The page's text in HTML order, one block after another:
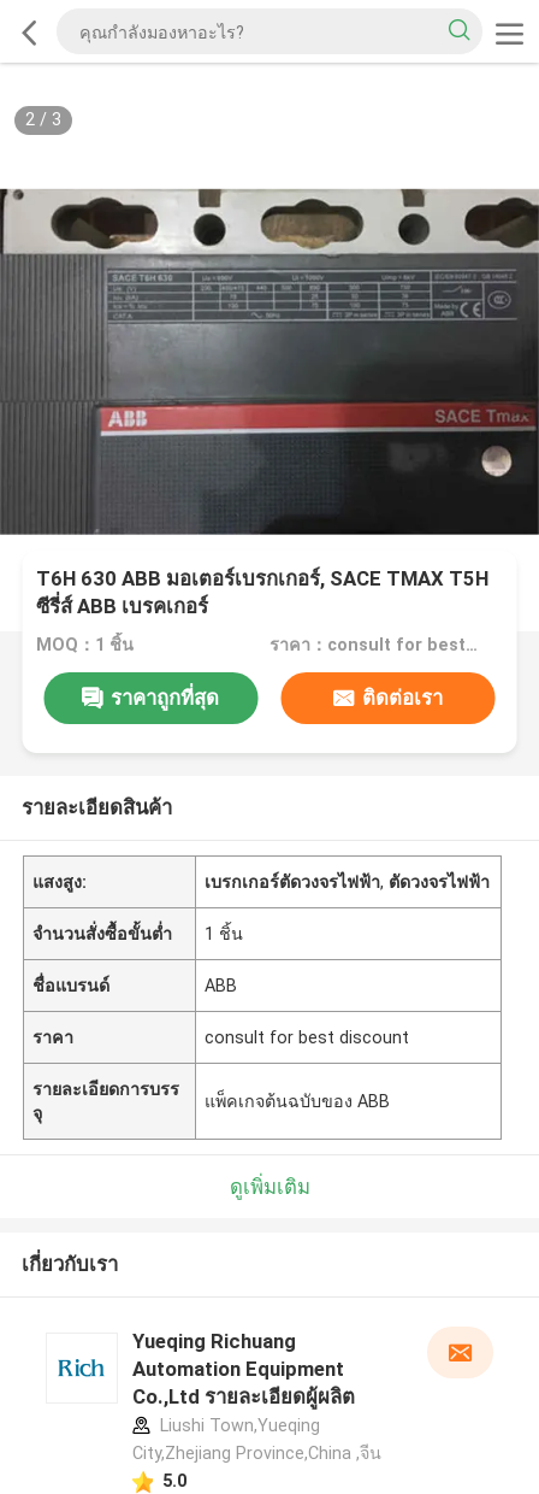
2/ 3
T6H 630 ABB มอเตอร์เบรกเกอร์, SACE TMAX T5H
ซีรี่ส์ ABB เบรคเกอร์
MOQ：1 ชิ้น ราคา：consult for best discount
ราคาถูกที่สุด ติดต่อเรา
รายละเอียดสินค้า
แสงสูง: เบรกเกอร์ตัดวงจรไฟฟ้า, ตัดวงจรไฟฟ้า
จำนวนสั่งซื้อขั้นต่ำ 1 ชิ้น
ชื่อแบรนด์ ABB
ราคา consult for best discount
รายละเอียดการบรร
จุ
แพ็คเกจต้นฉบับของ ABB
ดูเพิ่มเติม
เกี่ยวกับเรา
Yueqing Richuang
Automation Equipment
Co.,Ltd รายละเอียดผู้ผลิต
Liushi Town,Yueqing
City,Zhejiang Province,China ,จีน
5.0